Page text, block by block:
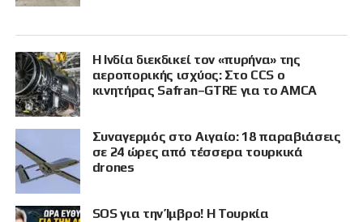
Η Ινδία διεκδικεί τον «πυρήνα» της
αεροπορικής ισχύος: Στο CCS ο
κινητήρας Safran–GTRE για το AMCA
Συναγερμός στο Αιγαίο: 18 παραβιάσεις
σε 24 ώρες από τέσσερα τουρκικά
drones
SOS για την Ίμβρο! Η Τουρκία